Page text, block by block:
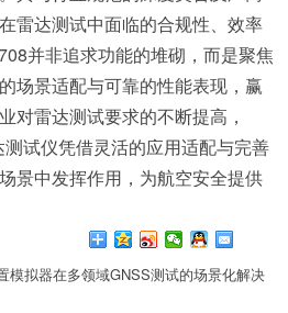
雷达测试中面临的合规性、效率
并非追求功能的堆砌，而是聚焦
场景适配与可靠的性能表现，赢
对雷达测试要求的不断提高，
试仪凭借灵活的应用适配与完善
景中发挥作用，为航空安全提供
模拟器在多领域GNSS测试的场景化解决